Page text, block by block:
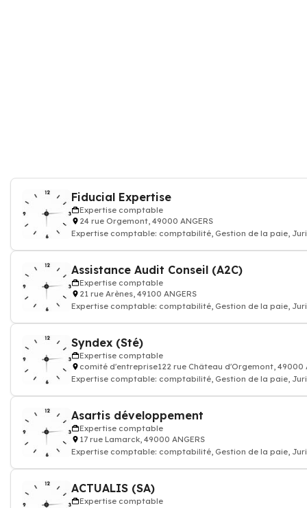
Fiducial Expertise
Expertise comptable
24 rue Orgemont, 49000 ANGERS
Expertise comptable: comptabilité, Gestion de la paie,
Assistance Audit Conseil (A2C)
Expertise comptable
21 rue Arènes, 49100 ANGERS
Expertise comptable: comptabilité, Gestion de la paie,
Syndex (Sté)
Expertise comptable
comité d'entreprise122 rue Château d'Orgemont, 49000
Expertise comptable: comptabilité, Gestion de la paie,
Asartis développement
Expertise comptable
17 rue Lamarck, 49000 ANGERS
Expertise comptable: comptabilité, Gestion de la paie,
ACTUALIS (SA)
Expertise comptable